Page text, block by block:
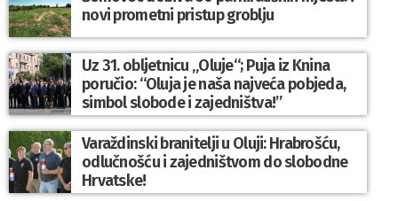
novi prometni pristup groblju
Uz 31. obljetnicu „Oluje“; Puja iz Knina
poručio: “Oluja je naša najveća pobjeda,
simbol slobode i zajedništva!”
Varaždinski branitelji u Oluji: Hrabrošću,
odlučnošću i zajedništvom do slobodne
Hrvatske!